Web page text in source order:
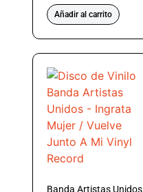
Añadir al carrito
Banda Artistas Unidos